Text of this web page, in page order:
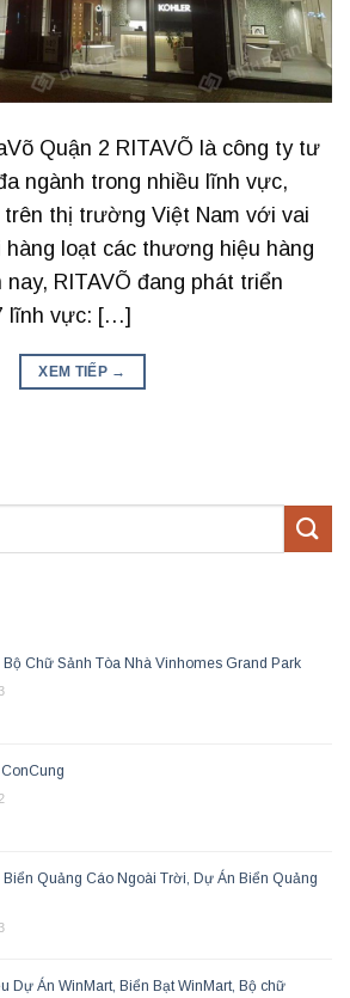
Quận 2 RITAVÕ là công ty tư
ngành trong nhiều lĩnh vực,
thị trường Việt Nam với vai
hàng loạt các thương hiệu hàng
RITAVÕ đang phát triển
lĩnh vực: […]
XEM TIẾP →
Bộ Chữ Sảnh Tòa Nhà Vinhomes Grand Park
Biển Quảng Cáo Ngoài Trời, Dự Án Biển Quảng
Dự Án WinMart, Biển Bạt WinMart, Bộ chữ